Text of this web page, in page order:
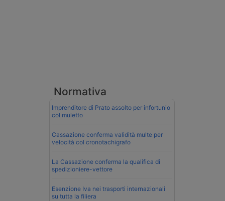
Normativa
Imprenditore di Prato assolto per infortunio
col muletto
Cassazione conferma validità multe per
velocità col cronotachigrafo
La Cassazione conferma la qualifica di
spedizioniere-vettore
Esenzione Iva nei trasporti internazionali
su tutta la filiera